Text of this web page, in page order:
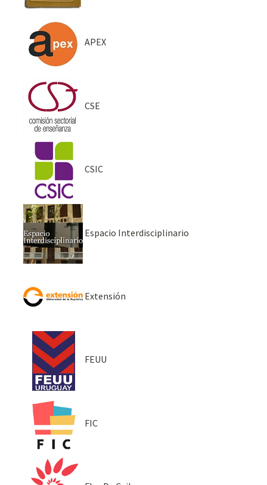
APEX
CSE
CSIC
Espacio Interdisciplinario
Extensión
FEUU
FIC